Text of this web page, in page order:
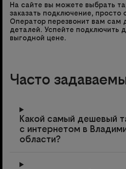
На сайте вы можете выбрать
заказать подключение, просто
Оператор перезвонит вам сам
деталей. Успейте подключить
выгодной цене.
Часто
Какой самый дешевый
с интернетом в
области?